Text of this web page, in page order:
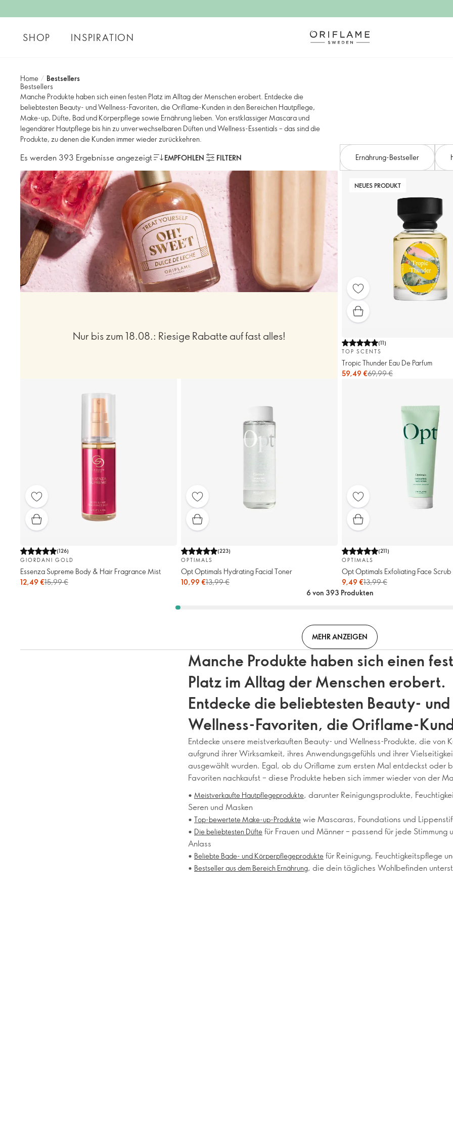
SHOP INSPIRATION
Home / Bestsellers
Bestsellers
Manche Produkte haben sich einen festen Platz im Alltag der Menschen erobert. Entdecke die
beliebtesten Beauty- und Wellness-Favoriten, die Oriflame-Kunden in den Bereichen Hautpflege,
Make-up, Düfte, Bad und Körperpflege sowie Ernährung lieben. Von erstklassiger Mascara und
legendärer Hautpflege bis hin zu unverwechselbaren Düften und Wellness-Essentials – das sind die
Produkte, zu denen die Kunden immer wieder zurückkehren.
Es werden 393 Ergebnisse angezeigt EMPFOHLEN FILTERN Ernährung-Bestseller
Nur bis zum 18.08.: Riesige Rabatte auf fast alles!
NEUES PRODUKT
(11)
TOP SCENTS
Tropic Thunder Eau De Parfum
59,49 €69,99 €
(126)
GIORDANI GOLD
Essenza Supreme Body & Hair Fragrance Mist
12,49 €15,99 €
(223)
OPTIMALS
Opt Optimals Hydrating Facial Toner
10,99 €13,99 €
(211)
OPTIMALS
Opt Optimals Exfoliating Face Scrub
9,49 €13,99 €
6 von 393 Produkten
MEHR ANZEIGEN
Manche Produkte haben sich einen
Platz im Alltag der Menschen erobert.
Entdecke die beliebtesten Beauty- und
Wellness-Favoriten, die Oriflame-
den Bereichen Hautpflege, Make-up,
Bad & Körper sowie Ernährung lieben.
erstklassiger Mascara und legendärer
Hautpflege bis hin zu
Düften und Wellness-Essentials – das
die Produkte, zu denen die Kunden
wieder zurückkehren.
Entdecke unsere meistverkauften Beauty- und Wellness-Produkte, die von
aufgrund ihrer Wirksamkeit, ihres Anwendungsgefühls und ihrer
ausgewählt wurden. Egal, ob du Oriflame zum ersten Mal entdeckst oder
Favoriten nachkaufst – diese Produkte heben sich immer wieder von der
• Meistverkaufte Hautpflegeprodukte, darunter Reinigungsprodukte,
Seren und Masken
• Top-bewertete Make-up-Produkte wie Mascaras, Foundations und
• Die beliebtesten Düfte für Frauen und Männer – passend für jede Stimmung
Anlass
• Beliebte Bade- und Körperpflegeprodukte für Reinigung, Feuchtigkeitspflege
• Bestseller aus dem Bereich Ernährung, die dein tägliches Wohlbefinden